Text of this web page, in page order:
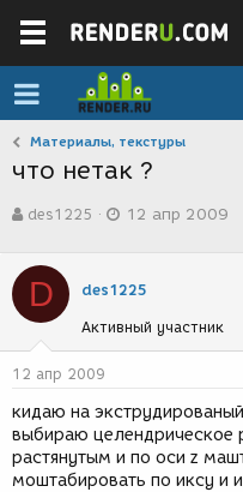
Материалы, текстуры
что нетак ?
в
о
р
т
е
м
ы
des1225
а
с
з
д
и
я
12 апр 2009
D des1225
Активный участник
12 апр 2009
кидаю на
выбираю целендрическое
растянутым и по оси z
моштабировать по иксу и